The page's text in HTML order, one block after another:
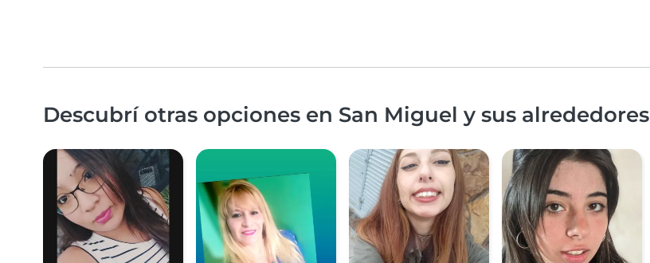
Descubrí otras opciones en San Miguel y sus alrededores